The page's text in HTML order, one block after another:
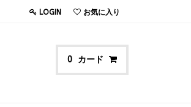
LOGIN お気に入り
0 カード